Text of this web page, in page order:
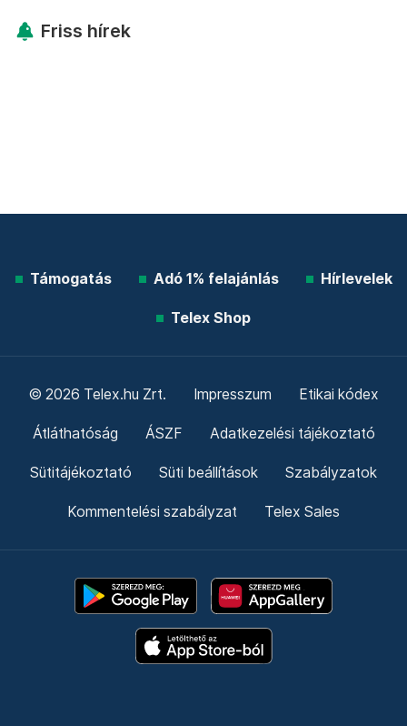
Friss hírek
Támogatás Adó 1% felajánlás Hírlevelek
Telex Shop
© 2026 Telex.hu Zrt. Impresszum Etikai kódex
Átláthatóság ÁSZF Adatkezelési tájékoztató
Sütitájékoztató Süti beállítások Szabályzatok
Kommentelési szabályzat Telex Sales